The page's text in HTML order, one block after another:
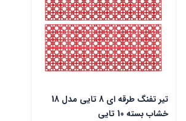
تیر تفنگ طرقه ای 8 تایی مدل 18
خشاب بسته 10 تایی